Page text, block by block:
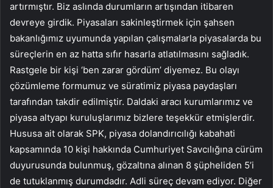
artırmıştır. Biz aslında durumların artışından itibaren
devreye girdik. Piyasaları sakinleştirmek için şahsen
bakanlığımız uyumunda yapılan çalışmalarla piyasalarda bu
süreçlerin en az hatta sıfır hasarla atlatılmasını sağladık.
Rastgele bir kişi ‘ben zarar gördüm’ diyemez. Bu olayı
çözümleme formumuz ve süratimiz piyasa paydaşları
tarafından takdir edilmiştir. Daldaki aracı kurumlarımız ve
piyasa altyapı kuruluşlarımız bizlere teşekkür etmişlerdir.
Hususa ait olarak SPK, piyasa dolandırıcılığı kabahati
kapsamında 10 kişi hakkında Cumhuriyet Savcılığına cürüm
duyurusunda bulunmuş, gözaltına alınan 8 şüpheliden 5’i
de tutuklanmış durumdadır. Adli süreç devam ediyor. Diğer